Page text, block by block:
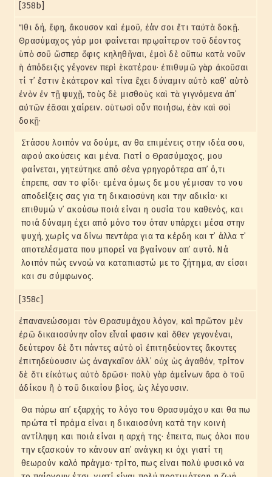
[358b]
Ἴθι δή, ἔφη, ἄκουσον καὶ ἐμοῦ, ἐάν σοι ἔτι ταὐτὰ δοκῇ.
Θρασύμαχος γάρ μοι φαίνεται πρῳαίτερον τοῦ δέοντος
ὑπὸ σοῦ ὥσπερ ὄφις κηληθῆναι, ἐμοὶ δὲ οὔπω κατὰ νοῦν
ἡ ἀπόδειξις γέγονεν περὶ ἑκατέρου· ἐπιθυμῶ γὰρ ἀκοῦσαι
τί τ᾽ ἔστιν ἑκάτερον καὶ τίνα ἔχει δύναμιν αὐτὸ καθ᾽ αὑτὸ
ἐνὸν ἐν τῇ ψυχῇ, τοὺς δὲ μισθοὺς καὶ τὰ γιγνόμενα ἀπ᾽
αὐτῶν ἐᾶσαι χαίρειν. οὑτωσὶ οὖν ποιήσω, ἐὰν καὶ σοὶ
δοκῇ·
Στάσου λοιπόν να δούμε, αν θα επιμένεις στην ιδέα σου,
αφού ακούσεις και μένα. Γιατί ο Θρασύμαχος, μου
φαίνεται, γητεύτηκε από σένα γρηγορότερα απ᾽ ό,τι
έπρεπε, σαν το φίδι· εμένα όμως δε μου γέμισαν το νου
αποδείξεις σας για τη δικαιοσύνη και την αδικία· κι
επιθυμώ ν᾽ ακούσω ποιά είναι η ουσία του καθενός, και
ποιά δύναμη έχει από μόνο του όταν υπάρχει μέσα στην
ψυχή, χωρίς να δίνω πεντάρα για τα κέρδη και τ᾽ άλλα τ᾽
αποτελέσματα που μπορεί να βγαίνουν απ᾽ αυτό. Νά
λοιπόν πώς εννοώ να καταπιαστώ με το ζήτημα, αν είσαι
και συ σύμφωνος.
[358c]
ἐπανανεώσομαι τὸν Θρασυμάχου λόγον, καὶ πρῶτον μὲν
ἐρῶ δικαιοσύνην οἷον εἶναί φασιν καὶ ὅθεν γεγονέναι,
δεύτερον δὲ ὅτι πάντες αὐτὸ οἱ ἐπιτηδεύοντες ἄκοντες
ἐπιτηδεύουσιν ὡς ἀναγκαῖον ἀλλ᾽ οὐχ ὡς ἀγαθόν, τρίτον
δὲ ὅτι εἰκότως αὐτὸ δρῶσι· πολὺ γὰρ ἀμείνων ἄρα ὁ τοῦ
ἀδίκου ἢ ὁ τοῦ δικαίου βίος, ὡς λέγουσιν.
Θα πάρω απ᾽ εξαρχής το λόγο του Θρασυμάχου και θα πω
πρώτα τί πράμα είναι η δικαιοσύνη κατά την κοινή
αντίληψη και ποιά είναι η αρχή της· έπειτα, πως όλοι που
την εξασκούν το κάνουν απ᾽ ανάγκη κι όχι γιατί τη
θεωρούν καλό πράγμα· τρίτο, πως είναι πολύ φυσικό να